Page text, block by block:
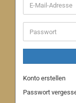
E-
Mail-
Adresse
Passwort
Konto erstellen
Passwort